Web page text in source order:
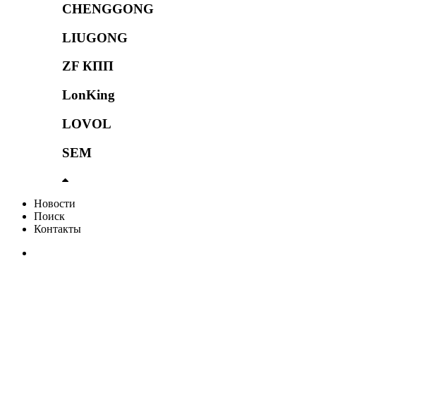
CHENGGONG
LIUGONG
ZF КПП
LonKing
LOVOL
SEM
Новости
Поиск
Контакты